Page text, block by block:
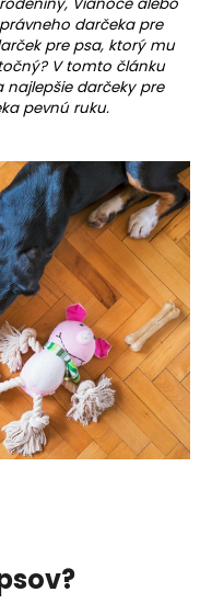
Vianoce alebo
darčeka pre
pre psa, ktorý mu
V tomto článku
darčeky pre
pevnú ruku.